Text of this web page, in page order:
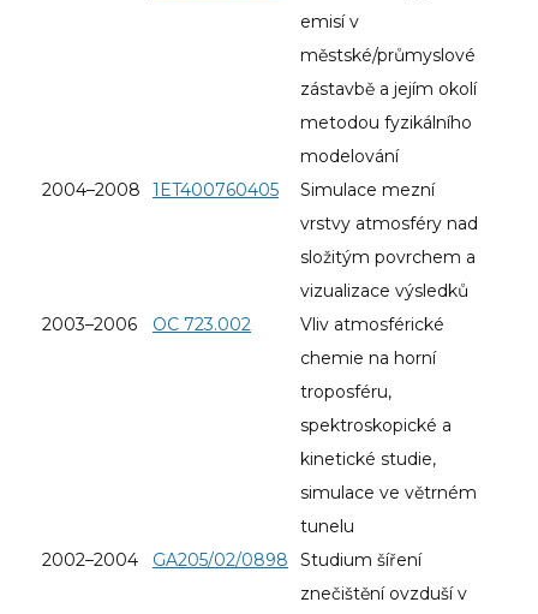
emisí v
městské/průmyslové
zástavbě a jejím okolí
metodou fyzikálního
modelování
2004–2008
1ET400760405
Simulace mezní
vrstvy atmosféry nad
složitým povrchem a
vizualizace výsledků
2003–2006
OC 723.002
Vliv atmosférické
chemie na horní
troposféru,
spektroskopické a
kinetické studie,
simulace ve větrném
tunelu
2002–2004
GA205/02/0898
Studium šíření
znečištění ovzduší v